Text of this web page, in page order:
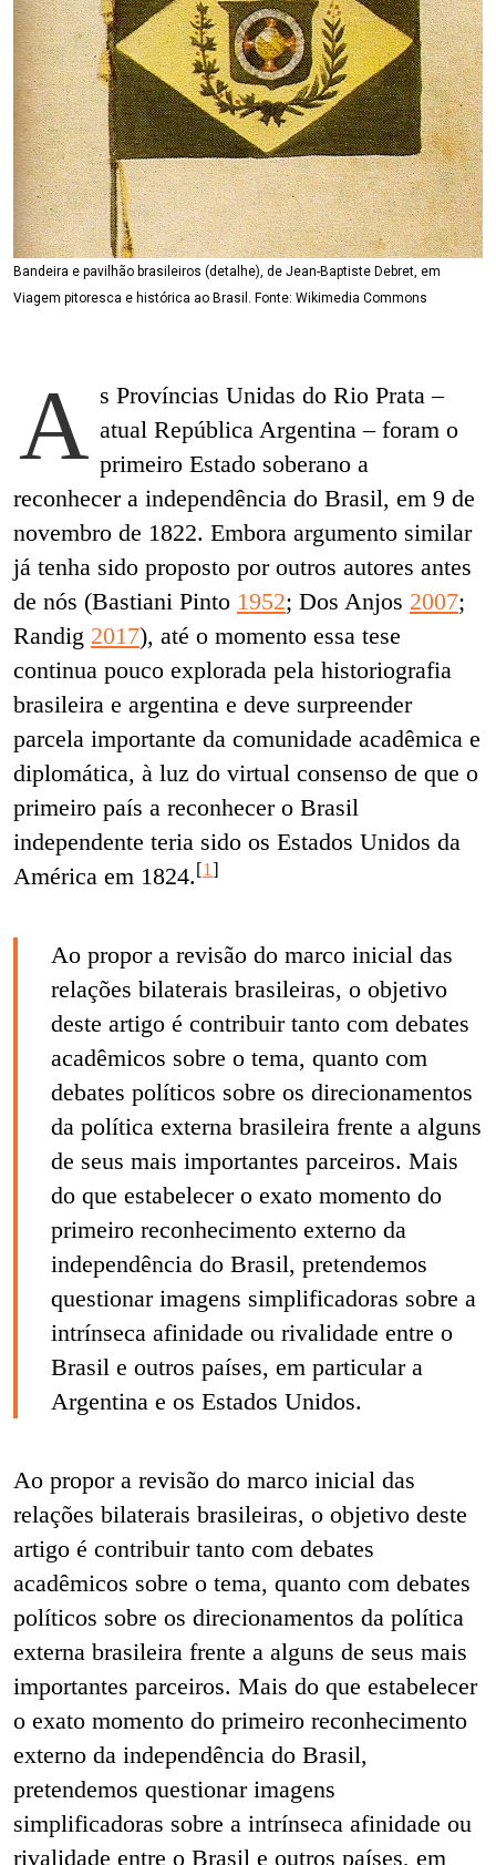
Bandeira e pavilhão brasileiros (detalhe), de Jean-Baptiste Debret, em
Viagem pitoresca e histórica ao Brasil. Fonte: Wikimedia Commons
A s Províncias Unidas do Rio Prata –
atual República Argentina – foram o
primeiro Estado soberano a
reconhecer a independência do Brasil, em 9 de
novembro de 1822. Embora argumento similar
já tenha sido proposto por outros autores antes
de nós (Bastiani Pinto 1952; Dos Anjos 2007;
Randig 2017), até o momento essa tese
continua pouco explorada pela historiografia
brasileira e argentina e deve surpreender
parcela importante da comunidade acadêmica e
diplomática, à luz do virtual consenso de que o
primeiro país a reconhecer o Brasil
independente teria sido os Estados Unidos da
América em 1824. [1]
Ao propor a revisão do marco inicial das
relações bilaterais brasileiras, o objetivo
deste artigo é contribuir tanto com debates
acadêmicos sobre o tema, quanto com
debates políticos sobre os direcionamentos
da política externa brasileira frente a alguns
de seus mais importantes parceiros. Mais
do que estabelecer o exato momento do
primeiro reconhecimento externo da
independência do Brasil, pretendemos
questionar imagens simplificadoras sobre a
intrínseca afinidade ou rivalidade entre o
Brasil e outros países, em particular a
Argentina e os Estados Unidos.
Ao propor a revisão do marco inicial das
relações bilaterais brasileiras, o objetivo deste
artigo é contribuir tanto com debates
acadêmicos sobre o tema, quanto com debates
políticos sobre os direcionamentos da política
externa brasileira frente a alguns de seus mais
importantes parceiros. Mais do que estabelecer
o exato momento do primeiro reconhecimento
externo da independência do Brasil,
pretendemos questionar imagens
simplificadoras sobre a intrínseca afinidade ou
rivalidade entre o Brasil e outros países, em